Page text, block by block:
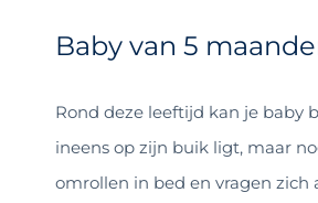
Baby van 5
Rond deze leeftijd kan je baby
ineens op zijn buik ligt, maar
omrollen in bed en vragen zich